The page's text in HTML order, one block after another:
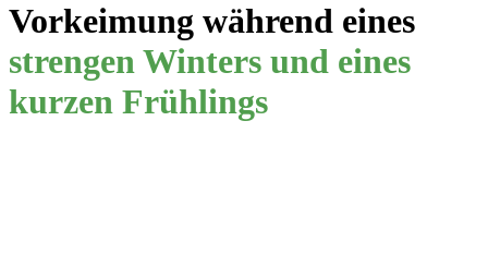
Vorkeimung während eines
strengen Winters und eines
kurzen Frühlings